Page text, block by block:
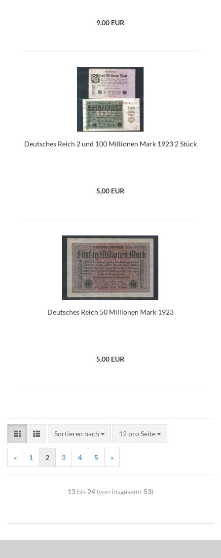
9,00 EUR
Deutsches Reich 2 und 100 Millionen Mark 1923 2 Stück
5,00 EUR
Deutsches Reich 50 Millionen Mark 1923
5,00 EUR
Sortieren nach 12 pro Seite
« 1 2 3 4 5 »
13 bis 24 (von insgesamt 53)